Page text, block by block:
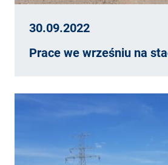
30.09.2022
Prace we wrześniu na